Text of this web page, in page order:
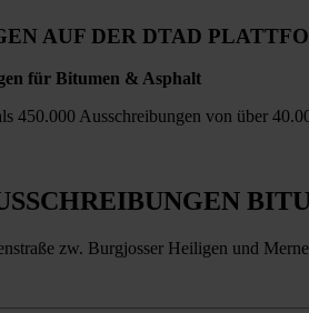
AUF DER DTAD
für Bitumen & Asphalt
450.000 Ausschreibungen von über
zw. Burgjosser Heiligen und